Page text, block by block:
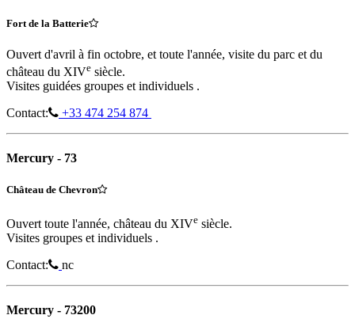
Fort de la Batterie
Ouvert d'avril à fin octobre, et toute l'année, visite du parc et du
château du XIVe siècle.
Visites guidées groupes et individuels .
Contact:
+33 474 254 874
Mercury - 73
Château de Chevron
Ouvert toute l'année, château du XIVe siècle.
Visites groupes et individuels .
Contact:
nc
Mercury - 73200